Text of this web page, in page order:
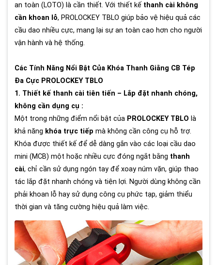
an toàn (LOTO) là cần thiết. Với thiết kế thanh cài không
cần khoan lỗ, PROLOCKEY TBLO giúp bảo vệ hiệu quả các
cầu dao nhiều cực, mang lại sự an toàn cao hơn cho người
vận hành và hệ thống.
Các Tính Năng Nổi Bật Của Khóa Thanh Giằng CB Tép
Đa Cực PROLOCKEY TBLO
1. Thiết kế thanh cài tiên tiến – Lắp đặt nhanh chóng,
không cần dụng cụ :
Một trong những điểm nổi bật của PROLOCKEY TBLO là
khả năng khóa trực tiếp mà không cần công cụ hỗ trợ.
Khóa được thiết kế để dễ dàng gắn vào các loại cầu dao
mini (MCB) một hoặc nhiều cực đóng ngắt bằng thanh
cài, chỉ cần sử dụng ngón tay để xoay núm vặn, giúp thao
tác lắp đặt nhanh chóng và tiện lợi. Người dùng không cần
phải khoan lỗ hay sử dụng công cụ phức tạp, giảm thiểu
thời gian và tăng cường hiệu quả làm việc.